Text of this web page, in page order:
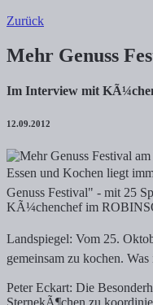
Zurück
Mehr Genuss
Im Interview mit
12.09.2012
Essen und Kochen liegt
Genuss Festival" - mit 25
KÃ¼chenchef im
Landspiegel: Vom 25.
gemeinsam zu kochen.
Peter Eckart: Die